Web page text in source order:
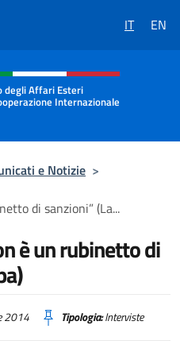
IT EN
e menù
degli Affari Esteri
Internazionale
e Notizie >
di sanzioni” (La...
è un rubinetto di
2014 Tipologia:Interviste